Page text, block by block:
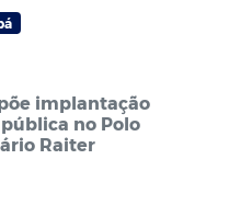
implantação
no Polo
Raiter